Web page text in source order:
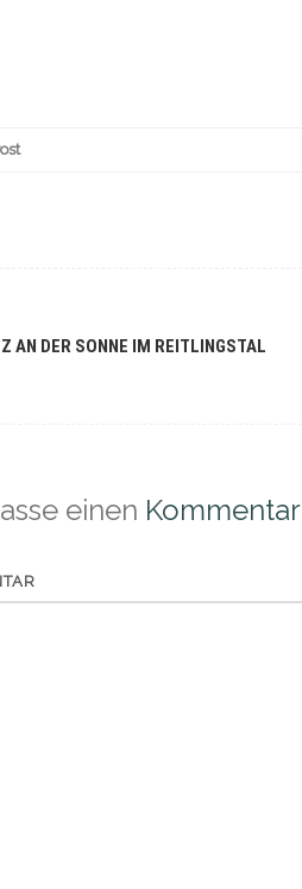
AN DER SONNE IM REITLINGSTAL
einen Kommentar